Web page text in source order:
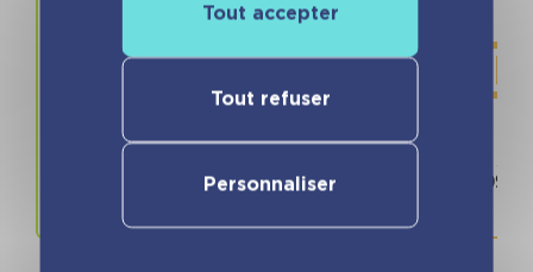
10.90 €
Tout accepter
Tout refuser
Personnaliser